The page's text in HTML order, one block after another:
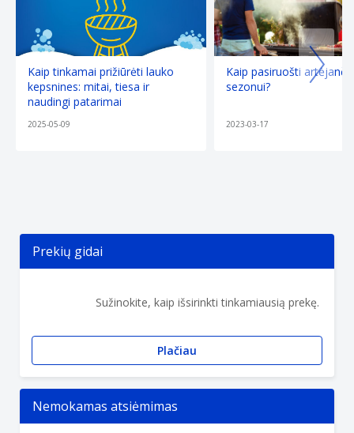
Kaip tinkamai prižiūrėti lauko
kepsnines: mitai, tiesa ir
naudingi patarimai
2025-05-09
Kaip pasiruošti
sezonui?
2023-03-17
Prekių gidai
Sužinokite, kaip išsirinkti tinkamiausią prekę.
Plačiau
Nemokamas atsiėmimas